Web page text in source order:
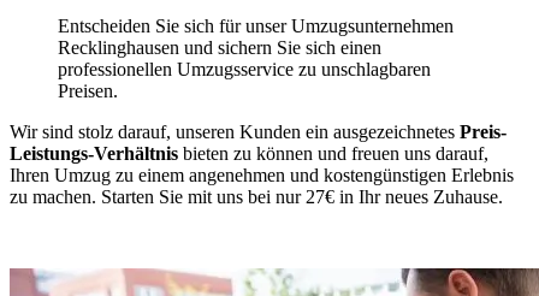
Entscheiden Sie sich für unser Umzugsunternehmen
Recklinghausen und sichern Sie sich einen
professionellen Umzugsservice zu unschlagbaren
Preisen.
Wir sind stolz darauf, unseren Kunden ein ausgezeichnetes Preis-
Leistungs-Verhältnis bieten zu können und freuen uns darauf,
Ihren Umzug zu einem angenehmen und kostengünstigen Erlebnis
zu machen. Starten Sie mit uns bei nur 27€ in Ihr neues Zuhause.